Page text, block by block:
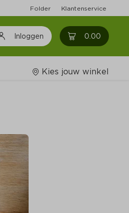
Folder Klantenservice
Inloggen 0.00 0
Kies jouw winkel